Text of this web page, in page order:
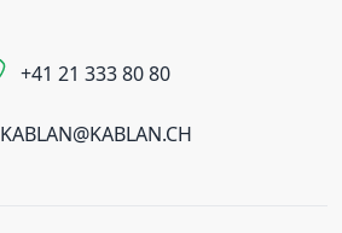
+41 21 333 80 80
KABLAN@KABLAN.CH